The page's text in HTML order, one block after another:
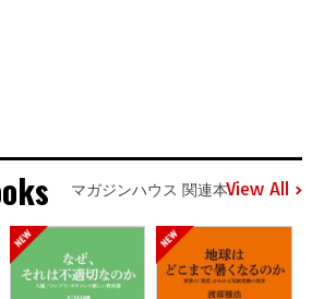
マガジンハウス 関連本View All